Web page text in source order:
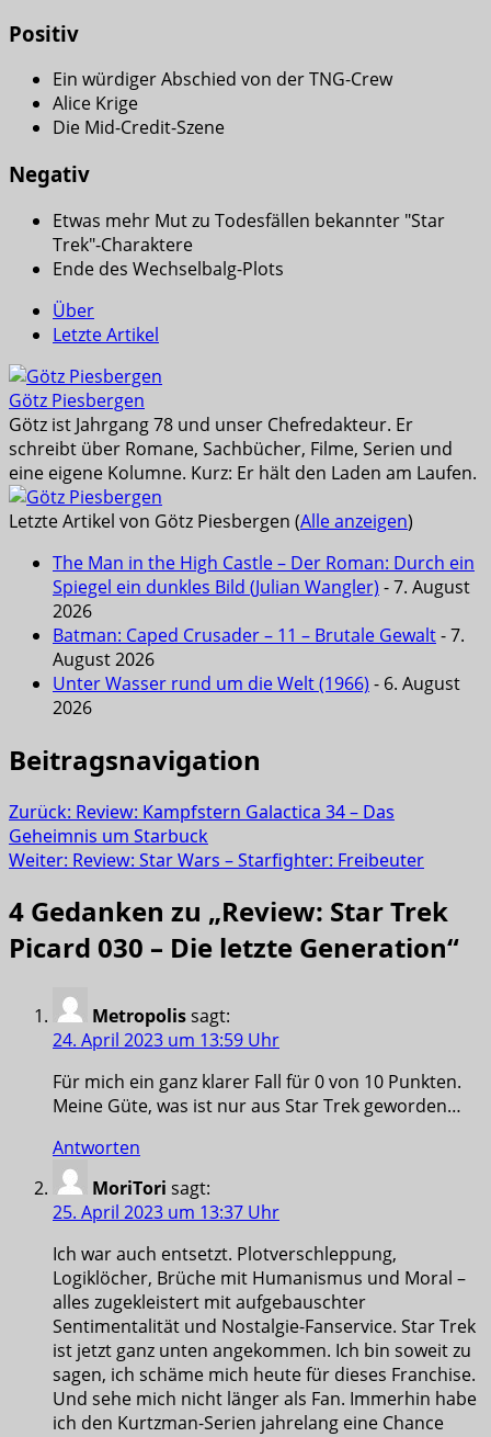
Positiv
Ein würdiger Abschied von der TNG-Crew
Alice Krige
Die Mid-Credit-Szene
Negativ
Etwas mehr Mut zu Todesfällen bekannter "Star
Trek"-Charaktere
Ende des Wechselbalg-Plots
Über
Letzte Artikel
Götz Piesbergen
Götz ist Jahrgang 78 und unser Chefredakteur. Er
schreibt über Romane, Sachbücher, Filme, Serien und
eine eigene Kolumne. Kurz: Er hält den Laden am Laufen.
Letzte Artikel von Götz Piesbergen (Alle anzeigen)
The Man in the High Castle – Der Roman: Durch ein
Spiegel ein dunkles Bild (Julian Wangler) - 7. August
2026
Batman: Caped Crusader – 11 – Brutale Gewalt- 7.
August 2026
Unter Wasser rund um die Welt (1966) - 6. August
2026
Beitragsnavigation
Zurück: Review: Kampfstern Galactica 34 – Das
Geheimnis um Starbuck
Weiter: Review: Star Wars – Starfighter: Freibeuter
4 Gedanken zu „Review: Star Trek
Picard 030 – Die letzte Generation“
Metropolissagt:
24. April 2023 um 13:59 Uhr
Für mich ein ganz klarer Fall für 0 von 10 Punkten.
Meine Güte, was ist nur aus Star Trek geworden…
Antworten
MoriTori sagt:
25. April 2023 um 13:37 Uhr
Ich war auch entsetzt. Plotverschleppung,
Logiklöcher, Brüche mit Humanismus und Moral –
alles zugekleistert mit aufgebauschter
Sentimentalität und Nostalgie-Fanservice. Star Trek
ist jetzt ganz unten angekommen. Ich bin soweit zu
sagen, ich schäme mich heute für dieses Franchise.
Und sehe mich nicht länger als Fan. Immerhin habe
ich den Kurtzman-Serien jahrelang eine Chance